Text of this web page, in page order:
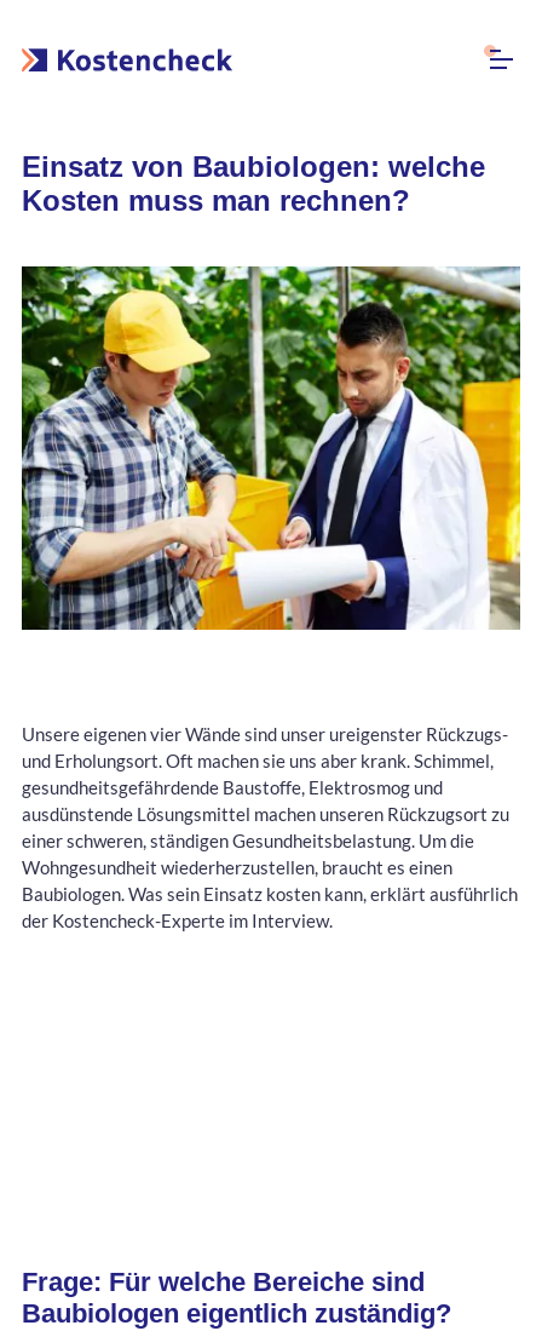
Einsatz von Baubiologen: welche
Kosten muss man rechnen?
Unsere eigenen vier Wände sind unser ureigenster Rückzugs-
und Erholungsort. Oft machen sie uns aber krank. Schimmel,
gesundheitsgefährdende Baustoffe, Elektrosmog und
ausdünstende Lösungsmittel machen unseren Rückzugsort zu
einer schweren, ständigen Gesundheitsbelastung. Um die
Wohngesundheit wiederherzustellen, braucht es einen
Baubiologen. Was sein Einsatz kosten kann, erklärt ausführlich
der Kostencheck-Experte im Interview.
Frage: Für welche Bereiche sind
Baubiologen eigentlich zuständig?